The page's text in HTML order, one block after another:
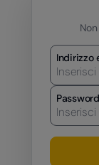
Indirizzo